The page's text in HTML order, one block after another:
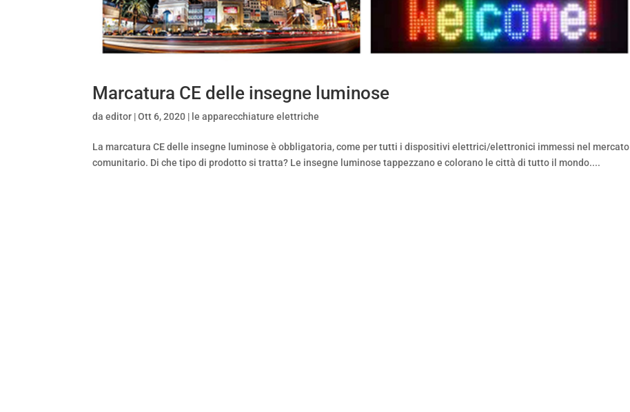
Marcatura CE delle insegne luminose
daeditor |Ott 6, 2020 | le apparecchiature elettriche
La marcatura CE delle insegne luminose è obbligatoria, come per tutti i dispositivi elettrici/elettronici immessi nel mercato
comunitario. Di che tipo di prodotto si tratta? Le insegne luminose tappezzano e colorano le città di tutto il mondo....